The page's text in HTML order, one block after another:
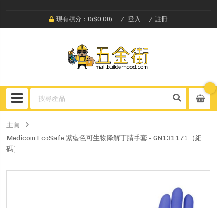
現有積分：0($0.00) 登入 註冊
主頁
Medicom EcoSafe 紫藍色可生物降解丁腈手套 - GN131171（細
碼）